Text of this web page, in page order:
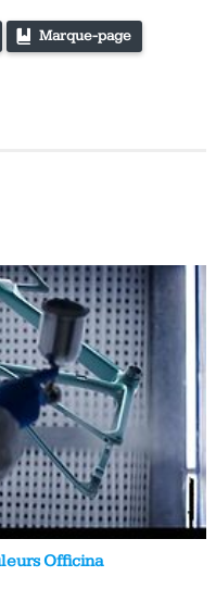
Marque-page
Officina